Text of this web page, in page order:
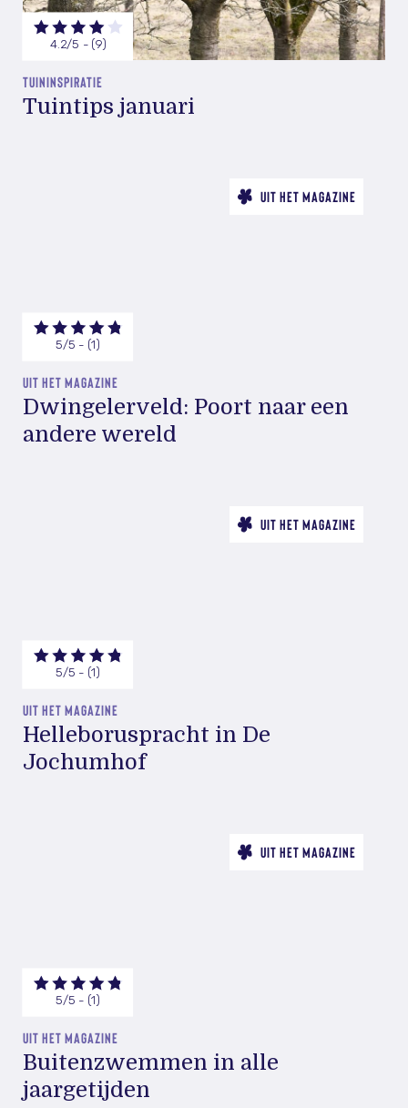
4.2/5 - (9)
TUININSPIRATIE
Tuintips januari
UIT HET MAGAZINE
5/5 - (1)
UIT HET MAGAZINE
Dwingelerveld: Poort naar een
andere wereld
UIT HET MAGAZINE
5/5 - (1)
UIT HET MAGAZINE
Helleboruspracht in De
Jochumhof
UIT HET MAGAZINE
5/5 - (1)
UIT HET MAGAZINE
Buitenzwemmen in alle
jaargetijden